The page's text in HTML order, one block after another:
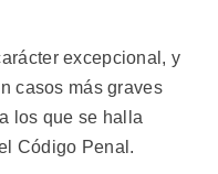
excepcional, y
casos más graves
los que se halla
Código Penal.